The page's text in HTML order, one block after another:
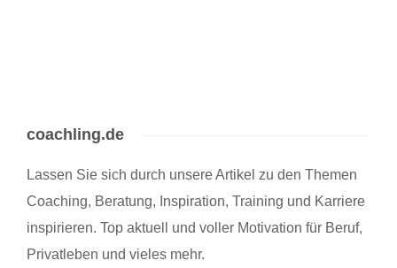
coachling.de
Lassen Sie sich durch unsere Artikel zu den Themen
Coaching, Beratung, Inspiration, Training und Karriere
inspirieren. Top aktuell und voller Motivation für Beruf,
Privatleben und vieles mehr.